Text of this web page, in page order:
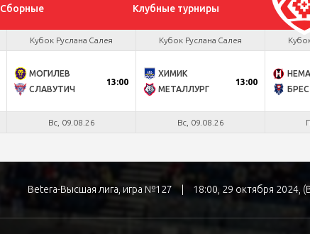
Сборные Клубные турниры
Кубок Руслана Салея
МОГИЛЕВ
СЛАВУТИЧ
13:00
Вс, 09.08.26
Кубок Руслана Салея
ХИМИК
МЕТАЛЛУРГ
13:00
Вс, 09.08.26
Betera-Высшая лига, игра №127 | 18:00, 29 октября 2024,